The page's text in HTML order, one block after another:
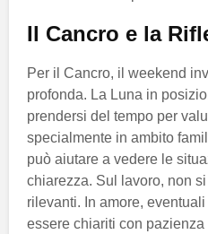
Il Cancro e la
Per il Cancro, il weekend
profonda. La Luna in
prendersi del tempo per
specialmente in ambito
può aiutare a vedere le
chiarezza. Sul lavoro, non
rilevanti. In amore,
essere chiariti con